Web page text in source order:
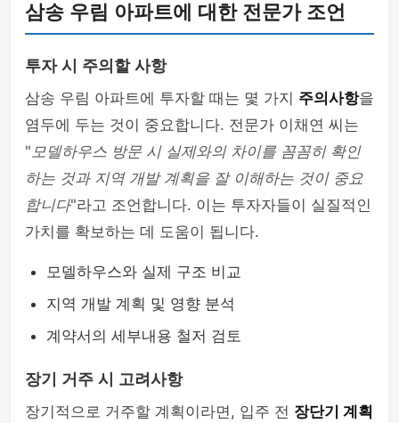
삼송 우림 아파트에 대한 전문가 조언
투자 시 주의할 사항
삼송 우림 아파트에 투자할 때는 몇 가지 주의사항을
염두에 두는 것이 중요합니다. 전문가 이채연 씨는
"모델하우스 방문 시 실제와의 차이를 꼼꼼히 확인
하는 것과 지역 개발 계획을 잘 이해하는 것이 중요
합니다"라고 조언합니다. 이는 투자자들이 실질적인
가치를 확보하는 데 도움이 됩니다.
모델하우스와 실제 구조 비교
지역 개발 계획 및 영향 분석
계약서의 세부내용 철저 검토
장기 거주 시 고려사항
장기적으로 거주할 계획이라면, 입주 전 장단기 계획